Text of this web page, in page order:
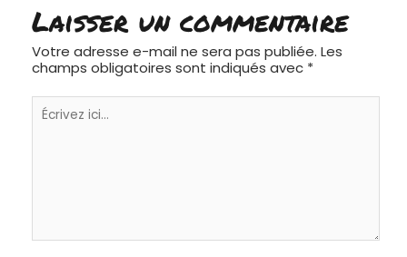
Laisser un commentaire
Votre adresse e-mail ne sera pas publiée. Les
champs obligatoires sont indiqués avec *
Écrivez
ici…